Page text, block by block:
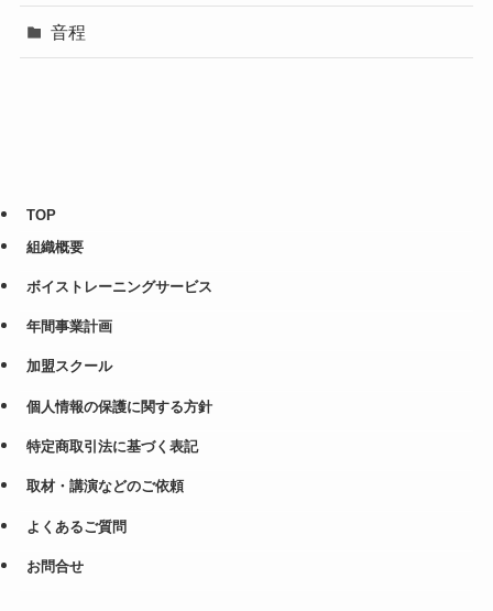
音程
TOP
組織概要
ボイストレーニングサービス
年間事業計画
加盟スクール
個人情報の保護に関する方針
特定商取引法に基づく表記
取材・講演などのご依頼
よくあるご質問
お問合せ